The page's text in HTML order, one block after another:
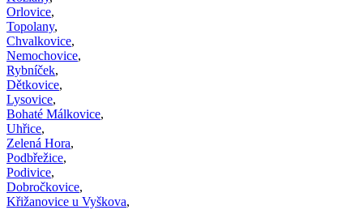
Orlovice,
Topolany,
Chvalkovice,
Nemochovice,
Rybníček,
Dětkovice,
Lysovice,
Bohaté Málkovice,
Uhřice,
Zelená Hora,
Podbřežice,
Podivice,
Dobročkovice,
Křižanovice u Vyškova,